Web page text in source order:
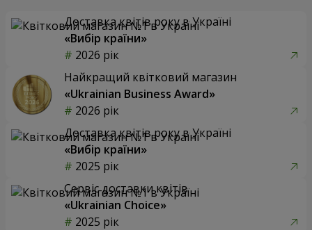
Доставка квітів року в Україні
«Вибір країни»
2026 рік
Найкращий квітковий магазин
«Ukrainian Business Award»
2026 рік
Доставка квітів року в Україні
«Вибір країни»
2025 рік
Сервіс доставки квітів
«Ukrainian Choice»
2025 рік